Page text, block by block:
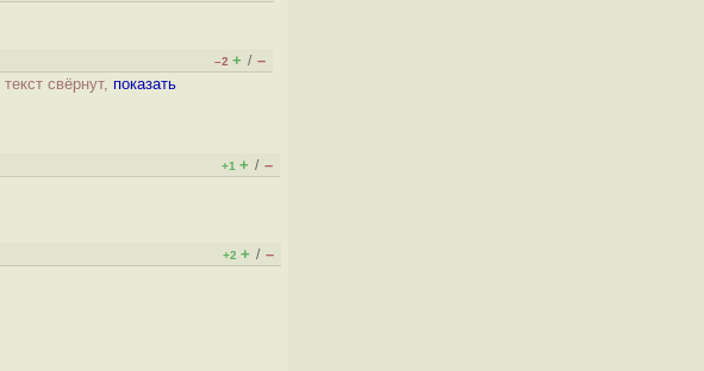
–2 + / –
текст свёрнут, показать
+1 + / –
+2 + / –